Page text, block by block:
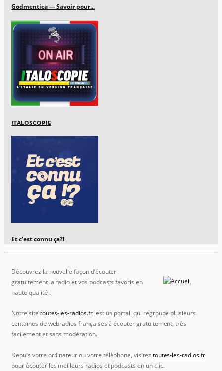
Godmentica — Savoir pour...
ITALOSCOPIE
Et c'est connu ça?!
Découvrez la nouvelle façon d’écouter
gratuitement la radio et vos podcasts favoris en
haute qualité !
Notre site toutes-les-radios.fr est un portail qui regroupe plusieurs
centaines de webradios françaises à écouter gratuitement, très
facilement et sans modération.
Depuis votre ordinateur ou votre téléphone, visitez toutes-les-radios.fr
pour écouter les meilleurs radios et podcasts en un clic.